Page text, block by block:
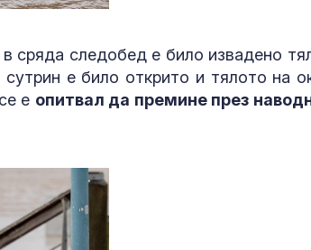
сряда следобед е било извадено
е било открито и тялото на
е опитвал да премине през